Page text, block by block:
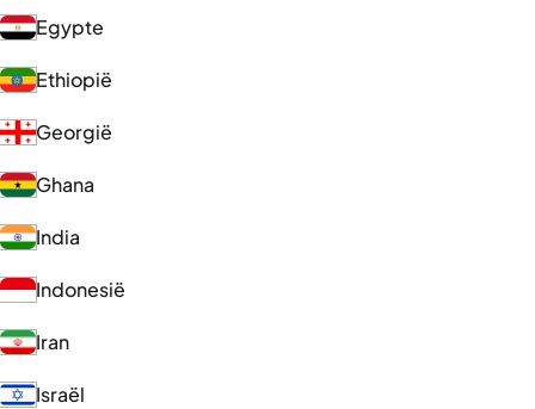
Egypte
Ethiopië
Georgië
Ghana
India
Indonesië
Iran
Israël